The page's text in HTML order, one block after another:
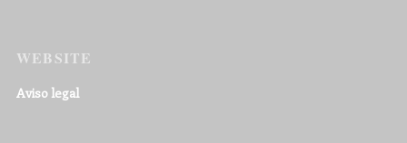
WEBSITE
Aviso legal